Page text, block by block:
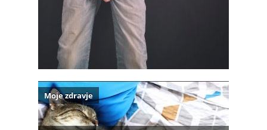
Moje zdravje